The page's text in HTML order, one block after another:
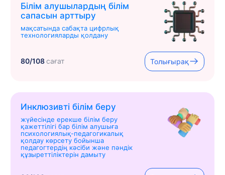
Білім алушылардың білім
сапасын арттыру
мақсатында сабақта цифрлық
технологияларды қолдану
80/108сағат Толығырақ
Инклюзивті білім беру
жүйесінде ерекше білім беру
қажеттілігі бар білім алушыға
психологиялық-педагогикалық
қолдау көрсету бойынша
педагогтердің кәсіби және пәндік
құзыреттіліктерін дамыту